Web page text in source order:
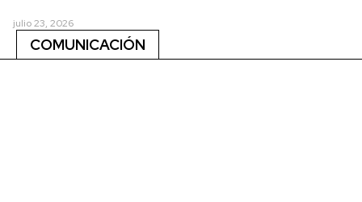
julio 23, 2026
COMUNICACIÓN